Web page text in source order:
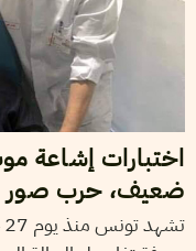
اختبارات إشاعة
ضعيف، حرب صور